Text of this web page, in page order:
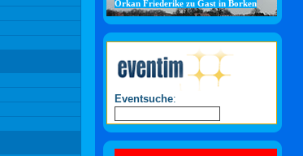
Orkan Friederike zu Gast in Borken
Eventsuche: